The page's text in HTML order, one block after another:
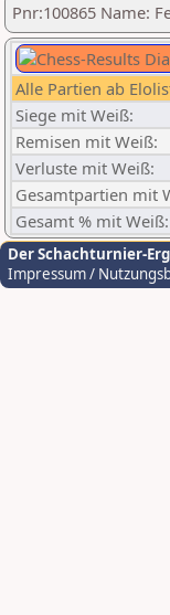
Pnr:100865 Name:
Alle Partien ab
Siege mit Weiß:
Remisen mit Weiß:
Verluste mit Weiß:
Gesamtpartien mit
Gesamt % mit Weiß:
Der Schachturnier-
Impressum /